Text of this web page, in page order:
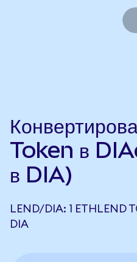
Token в
в DIA)
LEND/DIA: 1 ETHLEND
DIA